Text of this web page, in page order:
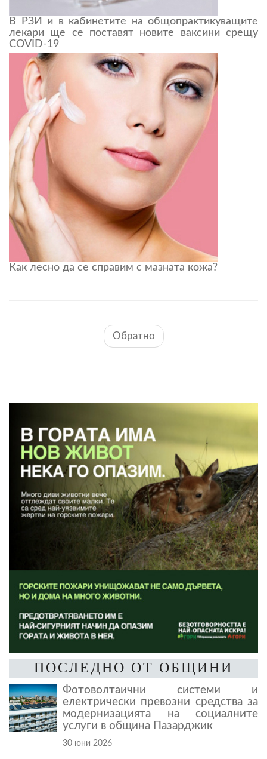
В РЗИ и в кабинетите на общопрактикуващите
лекари ще се поставят новите ваксини срещу
COVID-19
Как лесно да се справим с мазната кожа?
Обратно
ПОСЛЕДНО ОТ ОБЩИНИ
Фотоволтаични системи и
електрически превозни средства за
модернизацията на социалните
услуги в община Пазарджик
30 юни 2026